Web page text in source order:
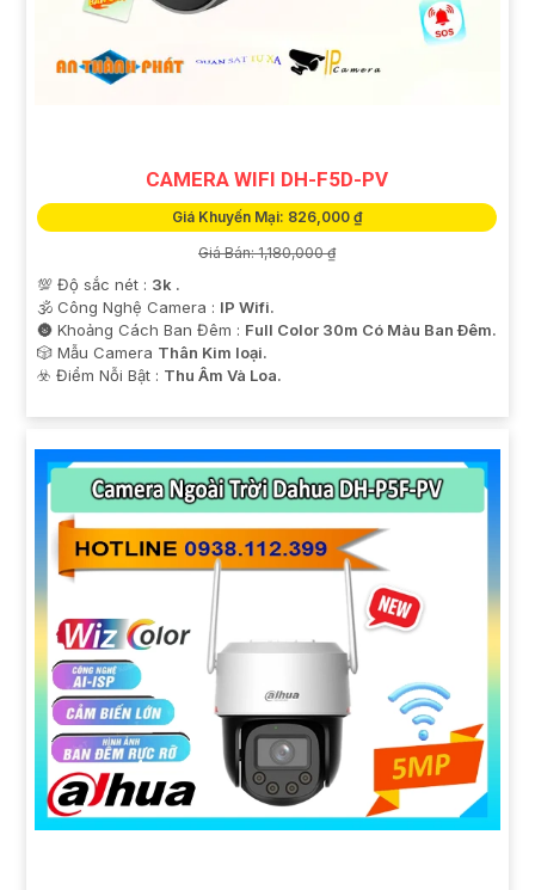
CAMERA WIFI DH-F5D-PV
Giá Khuyến Mại: 826,000 ₫
Giá Bán: 1,180,000 ₫
💯 Độ sắc nét : 3k .
🕉️ Công Nghệ Camera : IP Wifi.
🌚 Khoảng Cách Ban Đêm : Full Color 30m Có Màu Ban Ðêm.
🎲 Mẫu Camera Thân Kim loại.
️☣️ Điểm Nỗi Bật : Thu Âm Và Loa.